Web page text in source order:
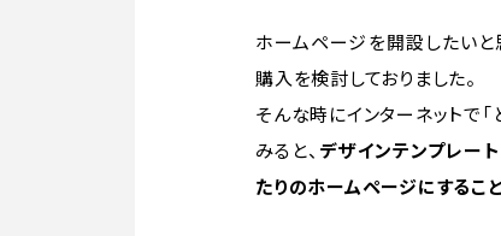
ホームページを開設したいと
購入を検討しておりました。
そんな時にインターネットで
みると、 デザインテンプレー
たりのホームページにするこ